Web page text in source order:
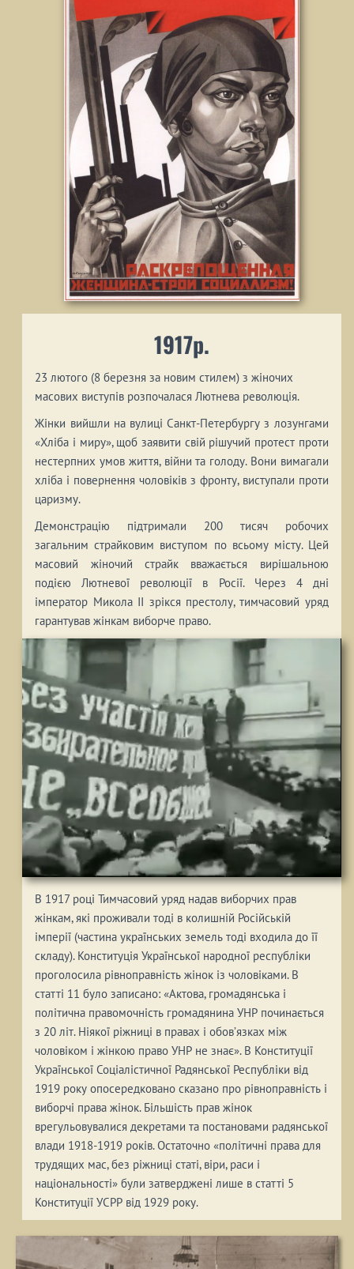
1917р.
23 лютого (8 березня за новим стилем) з жіночих
масових виступів розпочалася Лютнева революція.
Жінки вийшли на вулиці Cанкт-Петербургу з лозунгами
«Хліба і миру», щоб заявити свій рішучий протест проти
нестерпних умов життя, війни та голоду. Вони вимагали
хліба і повернення чоловіків з фронту, виступали проти
царизму.
Демонстрацію підтримали 200 тисяч робочих
загальним страйковим виступом по всьому місту. Цей
масовий жіночий страйк вважається вирішальною
подією Лютневої революції в Росії. Через 4 дні
імператор Микола II зрікся престолу, тимчасовий уряд
гарантував жінкам виборче право.
В 1917 році Тимчасовий уряд надав виборчих прав
жінкам, які проживали тоді в колишній Російській
імперії (частина українських земель тоді входила до її
складу). Конституція Української народної республіки
проголосила рівноправність жінок із чоловіками. В
статті 11 було записано: «Актова, громадянська і
політична правомочність громадянина УНР починається
з 20 літ. Ніякої ріжниці в правах і обов’язках між
чоловіком і жінкою право УНР не знає». В Конституції
Української Соціалістичної Радянської Республіки від
1919 року опосередковано сказано про рівноправність і
виборчі права жінок. Більшість прав жінок
врегульовувалися декретами та постановами радянської
влади 1918-1919 років. Остаточно «політичні права для
трудящих мас, без ріжниці статі, віри, раси і
національності» були затверджені лише в статті 5
Конституції УСРР від 1929 року.